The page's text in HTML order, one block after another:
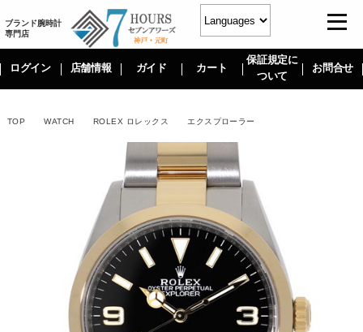
ブランド腕時計
専門店
ログイン 店舗情報 ガイド カート
保証規定に
ついて
お問合せ
TOP WATCH ROLEX ロレックス エクスプローラー